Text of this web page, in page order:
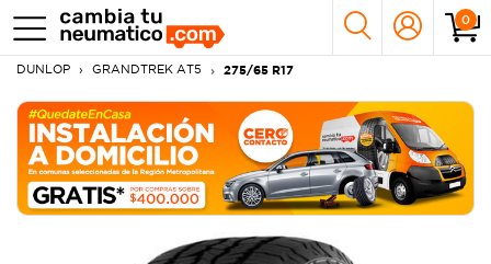
0
DUNLOP GRANDTREK AT5 275/65 R17